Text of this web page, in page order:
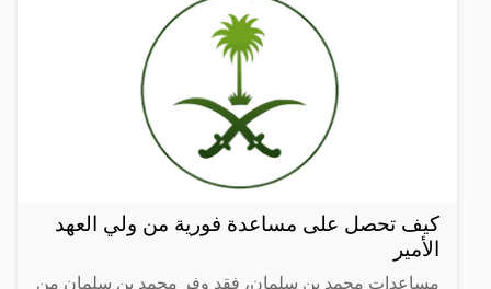
كيف تحصل على مساعدة فورية من ولي العهد
الأمير
مساعدات محمد بن سلمان، فقد وفر محمد بن سلمان من